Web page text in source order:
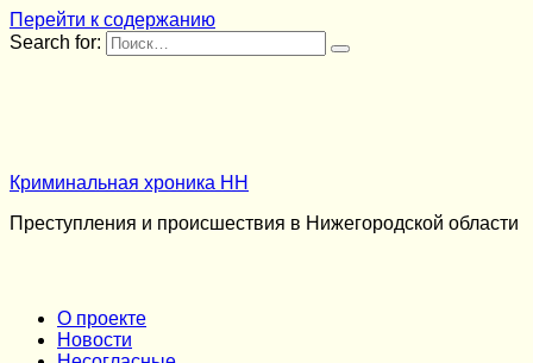
Перейти к содержанию
Search for:
Криминальная хроника НН
Преступления и происшествия в Нижегородской области
О проекте
Новости